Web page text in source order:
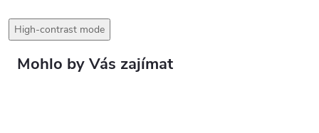
High-contrast mode